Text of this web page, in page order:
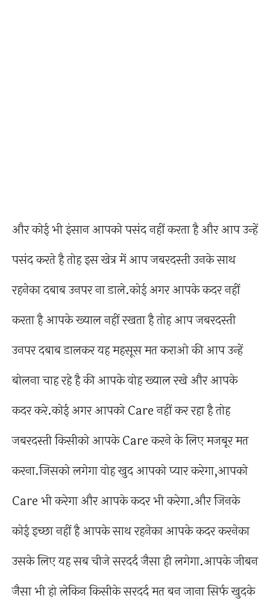
और कोई भी इंसान आपको पसंद नहीं करता है और आप उन्हें
पसंद करते है तोह इस खेत्र में आप जबरदस्ती उनके साथ
रहनेका दबाब उनपर ना डाले.कोई अगर आपके कदर नहीं
करता है आपके ख्याल नहीं रखता है तोह आप जबरदस्ती
उनपर दबाब डालकर यह महसूस मत कराओ की आप उन्हें
बोलना चाह रहे है की आपके वोह ख्याल रखे और आपके
कदर करे.कोई अगर आपको Care नहीं कर रहा है तोह
जबरदस्ती किसीको आपके Care करने के लिए मजबूर मत
करना.जिसको लगेगा वोह खुद आपको प्यार करेगा,आपको
Care भी करेगा और आपके कदर भी करेगा.और जिनके
कोई इच्छा नहीं है आपके साथ रहनेका आपके कदर करनेका
उसके लिए यह सब चीजे सरदर्द जैसा ही लगेगा.आपके जीबन
जैसा भी हो लेकिन किसीके सरदर्द मत बन जाना सिर्फ खुदके